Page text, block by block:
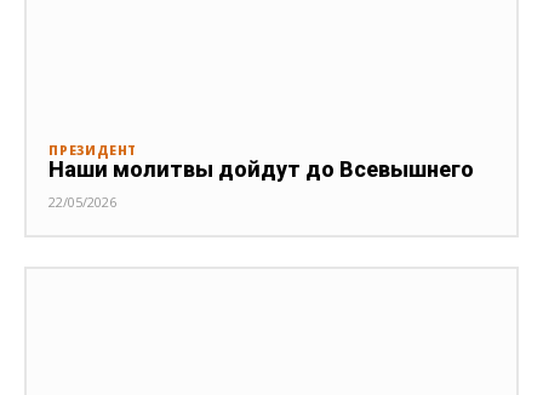
ПРЕЗИДЕНТ
Наши молитвы дойдут до Всевышнего
22/05/2026